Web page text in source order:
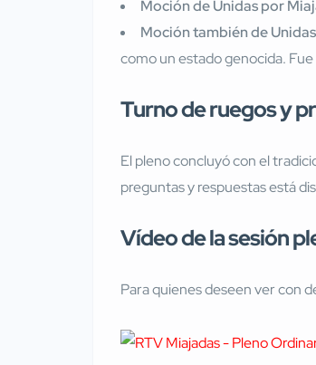
Moción de Unidas por
Moción también de
como un estado genocida.
Turno de ruegos y
El pleno concluyó con el
preguntas y respuestas está
Vídeo de la sesión
Para quienes deseen ver con